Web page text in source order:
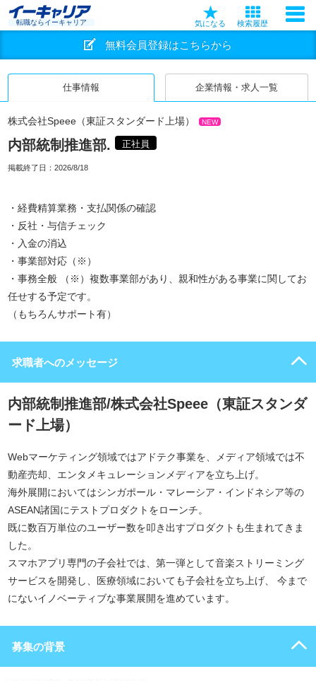
転職ならイーキャリア 気になる 検索履歴
無料会員登録はこちらから
仕事情報 企業情報・求人一覧
株式会社Speee（東証スタンダード上場） NEW
内部統制推進部. 正社員
掲載終了日： 2026/8/18
・経費精算業務・支払関係の確認
・反社・与信チェック
・入金の消込
・事業部対応（※）
・事務全般 （※）複数事業部があり、親和性がある事業に関してお
任せする予定です。
（もちろんサポート有）
求職者へのメッセージ
内部統制推進部/株式会社Speee（東証スタンダ
ード上場）
Webマーケティング領域ではアドテク事業を、メディア領域では不
動産売却、エンタメキュレーションメディアを立ち上げ。
海外展開においてはシンガポール・マレーシア・インドネシア等の
ASEAN諸国にテストプロダクトをローンチ。
既に数百万単位のユーザー数を叩き出すプロダクトも生まれてきま
した。
スマホアプリ専門の子会社では、第一弾として音楽ストリーミング
サービスを開発し、医療領域においても子会社を立ち上げ、 今まで
にないイノベーティブな事業展開を進めています。
募集の背景